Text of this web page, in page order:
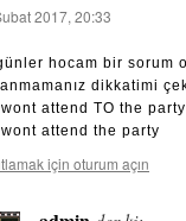
2017, 20:33
hocam bir sorum
dikkatimi
attend TO the party
attend the party
için oturum açın